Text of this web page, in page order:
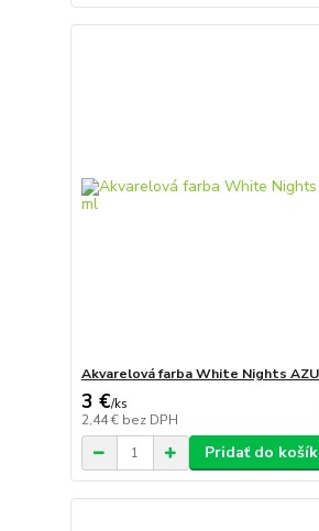
Akvarelová farba White Nights
3 €/ks
2,44 € bez DPH
Pridať do